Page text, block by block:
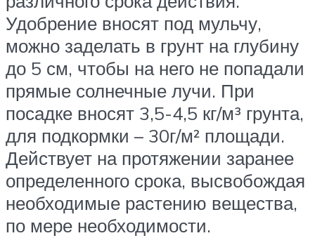
Удобрение вносят под мульчу,
можно заделать в грунт на глубину
до 5 см, чтобы на него не попадали
прямые солнечные лучи. При
посадке вносят 3,5-4,5 кг/м³ грунта,
для подкормки – 30г/м² площади.
Действует на протяжении заранее
определенного срока, высвобождая
необходимые растению вещества,
по мере необходимости.